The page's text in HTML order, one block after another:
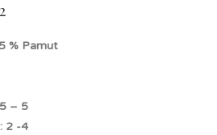
% Pamut
– 5
2 -4